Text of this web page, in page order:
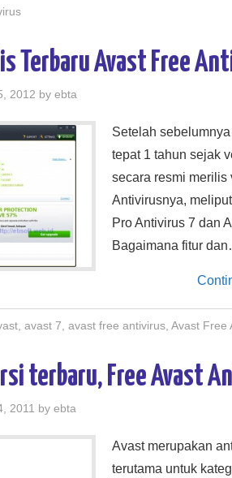
Terbaru Avast Free
2012 by ebta
Setelah
tepat 1 tahun sejak
secara resmi merilis
Antivirusnya,
Pro Antivirus 7 dan
Bagaimana fitur
, avast 7 avast free antivirus, Avast Free
terbaru, Free Avast
2011 by ebta
Avast merupakan
terutama untuk